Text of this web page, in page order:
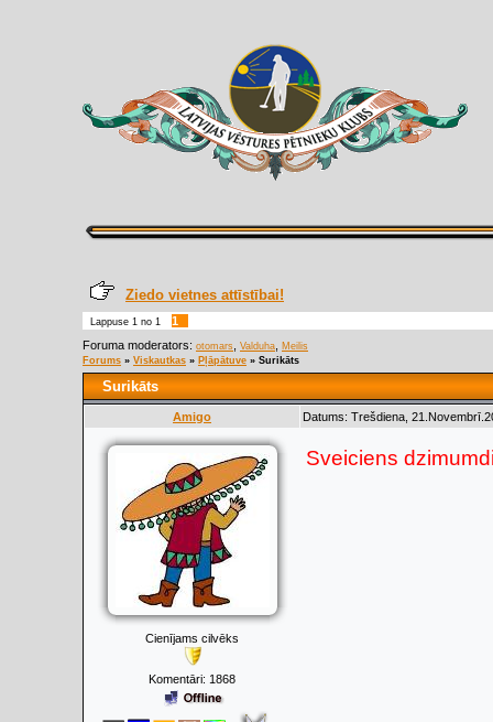
Ziedo vietnes attīstībai!
Lappuse 1 no 1
1
Foruma moderators: otomars Valduha
Meilis
Forums » Viskautkas » Pļāpātuve » Surikāts
Surikāts
Amigo Datums: Trešdiena,
Cienījams cilvēks
Komentāri: 1868
Sveiciens